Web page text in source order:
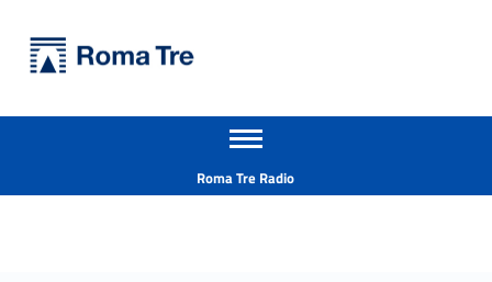
MARCO LIVERANI - Università Roma Tre
Apri il menu secondario
Roma Tre Radio